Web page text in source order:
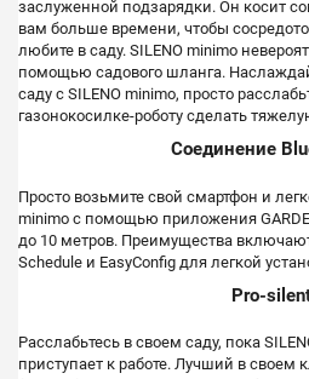
заслуженной подзарядки. Он косит
вам больше времени, чтобы
любите в саду. SILENO minimo
помощью садового шланга.
саду с SILENO minimo, просто
газонокосилке-роботу сделать
Соединение
Просто возьмите свой смартфон и
minimo с помощью приложения
до 10 метров. Преимущества
Schedule и EasyConfig для легкой
Pro-
Расслабьтесь в своем саду, пока
приступает к работе. Лучший в своем